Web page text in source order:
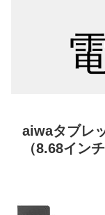
aiwaタブレ
（8.68イン